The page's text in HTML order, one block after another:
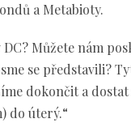
a Metabioty.
Můžete nám
se představili?
dokončit a
do úterý.“